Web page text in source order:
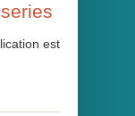
est